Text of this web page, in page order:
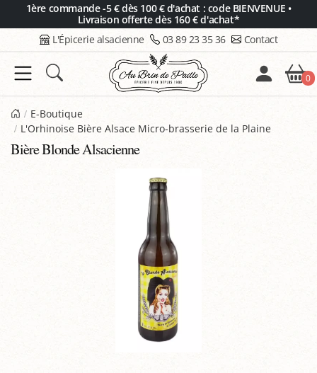
1ère commande -5 € dès 100 € d'achat : code BIENVENUE •
Livraison offerte dès 160 € d'achat*
L'Épicerie alsacienne 03 89 23 35 36 Contact
0
E-Boutique
L'Orhinoise Bière Alsace Micro-brasserie de la Plaine
Bière Blonde Alsacienne
Panneau de gestion des cookies